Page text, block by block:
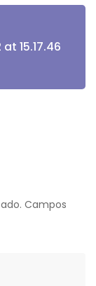
15.17.46
Campos